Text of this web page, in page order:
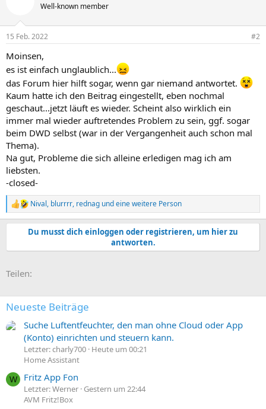
Well-known member
15 Feb. 2022 #2
Moinsen,
es ist einfach unglaublich...
das Forum hier hilft sogar, wenn gar niemand antwortet.
Kaum hatte ich den Beitrag eingestellt, eben nochmal
geschaut...jetzt läuft es wieder. Scheint also wirklich ein
immer mal wieder auftretendes Problem zu sein, ggf. sogar
beim DWD selbst (war in der Vergangenheit auch schon mal
Thema).
Na gut, Probleme die sich alleine erledigen mag ich am
liebsten.
-closed-
R
e
a
n
:
Nival, blurrrr, rednag und eine weitere Person
Du musst dich einloggen oder registrieren, um hier zu
antworten.
Teilen:
Neueste Beiträge
Suche Luftentfeuchter, den man ohne Cloud oder App
(Konto) einrichten und steuern kann.
Letzter: charly700 Heute um 00:21
Home Assistant
W Fritz App Fon
Letzter: Werner Gestern um 22:44
AVM Fritz!Box